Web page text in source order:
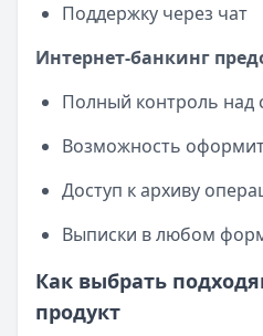
Поддержку через чат
Интернет-банкинг
Полный контроль над
Возможность
Доступ к архиву
Выписки в любом
Как выбрать
продукт